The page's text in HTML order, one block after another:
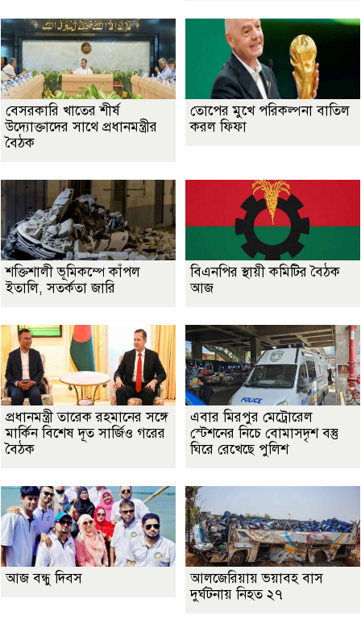
বেসরকারি খাতের শীর্ষ
উদ্যোক্তাদের সাথে প্রধানমন্ত্রীর
বৈঠক
তোপের মুখে পরিকল্পনা বাতিল
করল ফিফা
শক্তিশালী ভূমিকম্পে কাঁপল
ইতালি, সতর্কতা জারি
বিএনপির স্থায়ী কমিটির বৈঠক
আজ
প্রধানমন্ত্রী তারেক রহমানের সঙ্গে
মার্কিন বিশেষ দূত সার্জিও গরের
বৈঠক
এবার মিরপুর মেট্রোরেল
স্টেশনের নিচে বোমাসদৃশ বস্তু
ঘিরে রেখেছে পুলিশ
আজ বন্ধু দিবস
আলজেরিয়ায় ভয়াবহ বাস
দুর্ঘটনায় নিহত ২৭